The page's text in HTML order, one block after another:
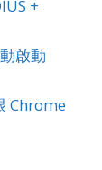
+
啟動
Chrome